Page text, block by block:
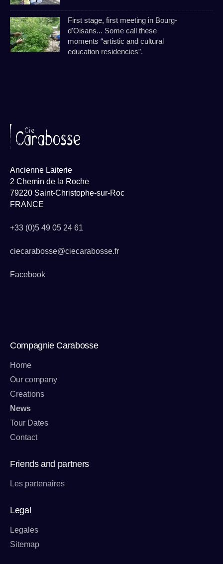
First stage, first meeting in Bourg-
d'Oisans... Some call these
moments “artistic and cultural
education residencies”.
Ancienne Laiterie
2 Chemin de la Roche
79220 Saint-Christophe-sur-Roc
FRANCE
+33 (0)5 49 05 24 61
ciecarabosse@ciecarabosse.fr
Facebook
Compagnie Carabosse
Home
Our company
Creations
News
Tour Dates
Contact
Friends and partners
Les partenaires
Legal
Legales
Sitemap